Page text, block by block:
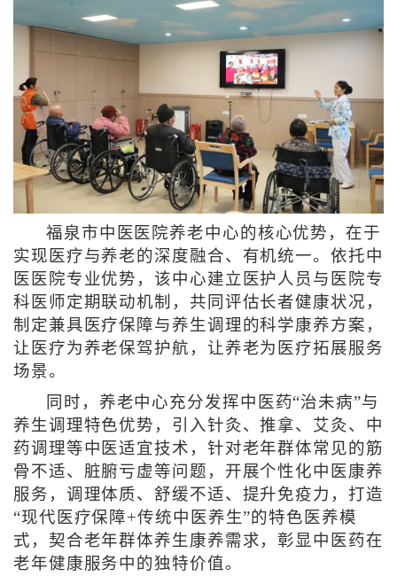
福泉市中医医院养老中心的核心优势，在于
实现医疗与养老的深度融合、有机统一。依托中
医医院专业优势，该中心建立医护人员与医院专
科医师定期联动机制，共同评估长者健康状况，
制定兼具医疗保障与养生调理的科学康养方案，
让医疗为养老保驾护航，让养老为医疗拓展服务
场景。
同时，养老中心充分发挥中医药“治未病”与
养生调理特色优势，引入针灸、推拿、艾灸、中
药调理等中医适宜技术，针对老年群体常见的筋
骨不适、脏腑亏虚等问题，开展个性化中医康养
服务，调理体质、舒缓不适、提升免疫力，打造
“现代医疗保障+传统中医养生”的特色医养模
式，契合老年群体养生康养需求，彰显中医药在
老年健康服务中的独特价值。